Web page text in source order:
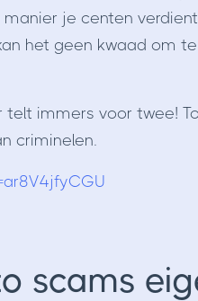
je centen
het geen kwaad om
immers voor twee!
criminelen.
scams